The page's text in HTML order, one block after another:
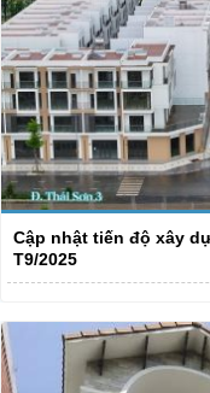
Cập nhật tiến độ xây
T9/2025